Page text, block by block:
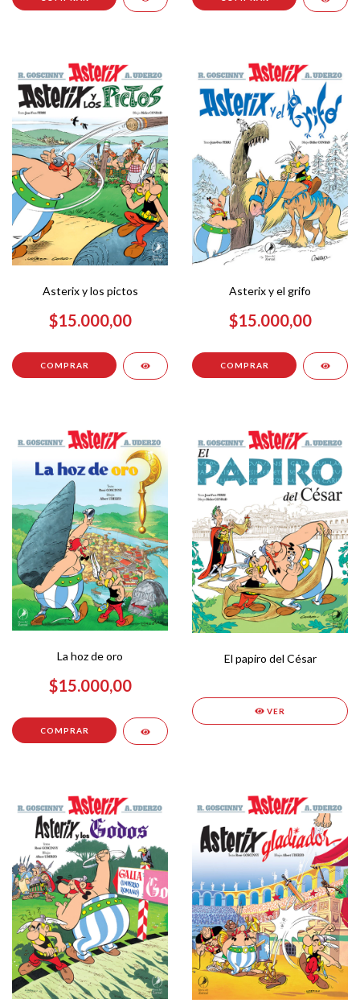
Asterix y los pictos
$15.000,00
Asterix y el grifo
$15.000,00
La hoz de oro
$15.000,00
El papiro del César
VER